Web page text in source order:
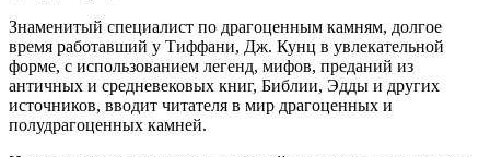
Знаменитый специалист по драгоценным камням, долгое
время работавший у Тиффани, Дж. Кунц в увлекательной
форме, с использованием легенд, мифов, преданий из
античных и средневековых книг, Библии, Эдды и других
источников, вводит читателя в мир драгоценных и
полудрагоценных камней.